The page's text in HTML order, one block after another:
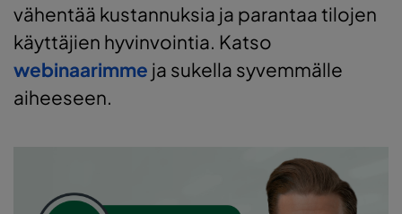
vähentää kustannuksia ja parantaa tilojen
käyttäjien hyvinvointia. Katso
webinaarimme ja sukella syvemmälle
aiheeseen.